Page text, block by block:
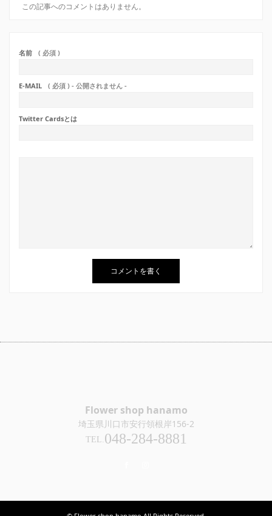
この記事へのコメントはありません。
名前 ( 必須 )
E-MAIL ( 必須 ) - 公開されません -
Twitter Cardsとは
Flower shop hanamo
埼玉県川口市安行領根岸156-2
TEL. 048-284-8881